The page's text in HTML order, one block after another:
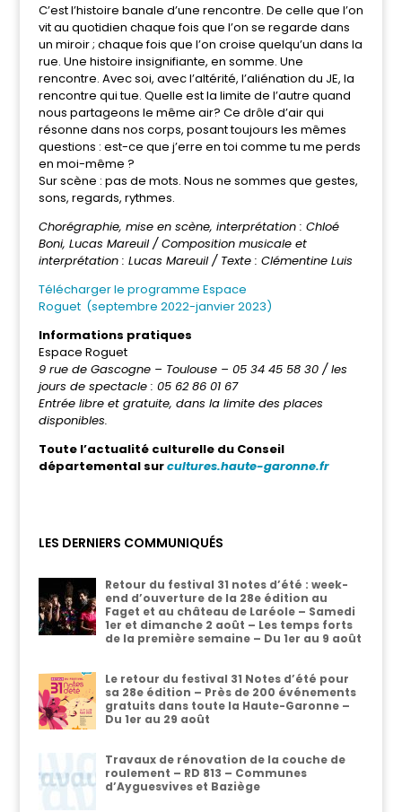
C’est l’histoire banale d’une rencontre. De celle que l’on
vit au quotidien chaque fois que l’on se regarde dans
un miroir ; chaque fois que l’on croise quelqu’un dans la
rue. Une histoire insignifiante, en somme. Une
rencontre. Avec soi, avec l’altérité, l’aliénation du JE, la
rencontre qui tue. Quelle est la limite de l’autre quand
nous partageons le même air? Ce drôle d’air qui
résonne dans nos corps, posant toujours les mêmes
questions : est-ce que j’erre en toi comme tu me perds
en moi-même ?
Sur scène : pas de mots. Nous ne sommes que gestes,
sons, regards, rythmes.
Chorégraphie, mise en scène, interprétation : Chloé
Boni, Lucas Mareuil / Composition musicale et
interprétation : Lucas Mareuil / Texte : Clémentine Luis
Télécharger le programme Espace
Roguet (septembre 2022-janvier 2023)
Informations pratiques
Espace Roguet
9 rue de Gascogne – Toulouse – 05 34 45 58 30 / les
jours de spectacle : 05 62 86 01 67
Entrée libre et gratuite, dans la limite des places
disponibles.
Toute l’actualité culturelle du Conseil
départemental surcultures.haute-garonne.fr
LES DERNIERS COMMUNIQUÉS
Retour du festival 31 notes d’été : week-
end d’ouverture de la 28e édition au
Faget et au château de Laréole – Samedi
1er et dimanche 2 août – Les temps forts
de la première semaine – Du 1er au 9 août
Le retour du festival 31 Notes d’été pour
sa 28e édition – Près de 200 événements
gratuits dans toute la Haute-Garonne –
Du 1er au 29 août
Travaux de rénovation de la couche de
roulement – RD 813 – Communes
d’Ayguesvives et Baziège